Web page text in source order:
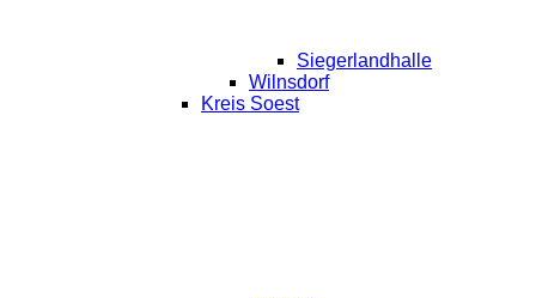
Siegerlandhalle
Wilnsdorf
Kreis Soest